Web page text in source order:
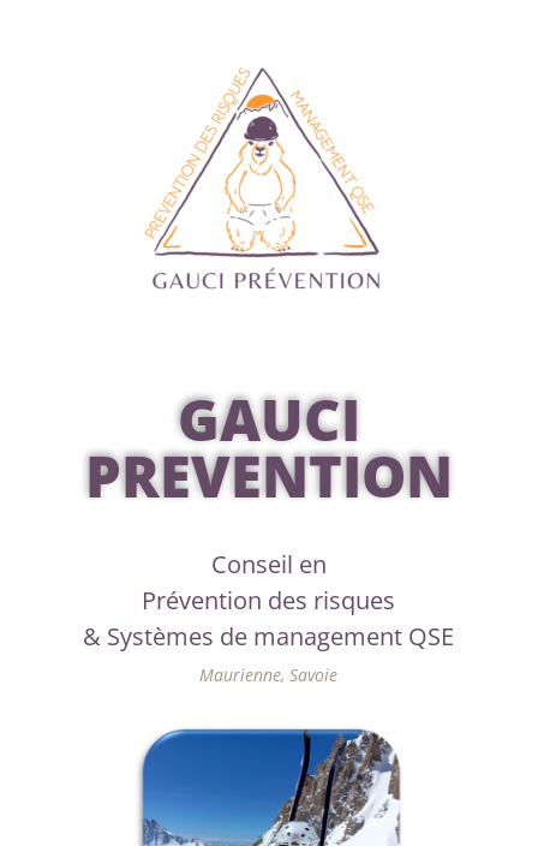
GAUCI
PREVENTION
Conseil en
Prévention des risques
& Systèmes de management QSE
Maurienne, Savoie